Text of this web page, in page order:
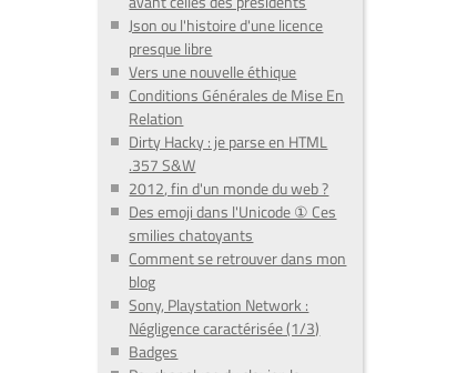
Json ou l'histoire d'une licence
presque libre
Vers une nouvelle éthique
Conditions Générales de Mise En
Relation
Dirty Hacky : je parse en HTML
.357 S&W
2012, fin d'un monde du web ?
Des emoji dans l'Unicode ① Ces
smilies chatoyants
Comment se retrouver dans mon
blog
Sony, Playstation Network :
Négligence caractérisée (1/3)
Badges